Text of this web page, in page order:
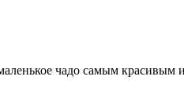
чадо самым